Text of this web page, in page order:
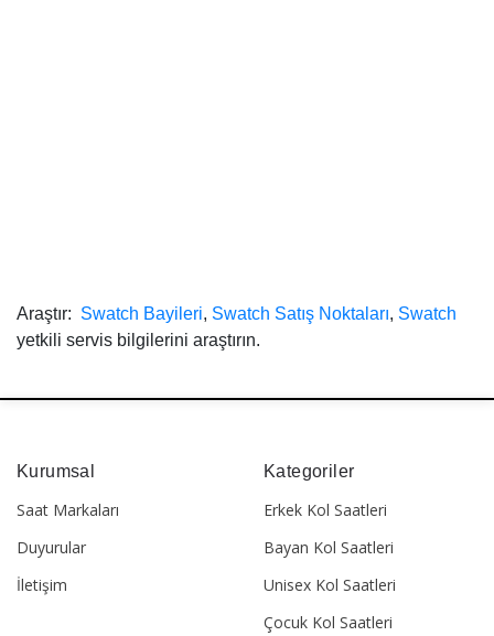
Araştır: Swatch Bayileri, Swatch Satış Noktaları, Swatch
yetkili servis bilgilerini araştırın.
Kurumsal
Saat Markaları
Duyurular
İletişim
Kategoriler
Erkek Kol Saatleri
Bayan Kol Saatleri
Unisex Kol Saatleri
Çocuk Kol Saatleri